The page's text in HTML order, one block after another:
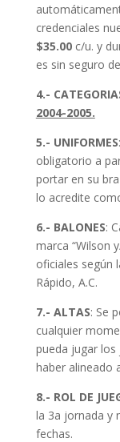
credenciales
$35.00c/u. y
es sin seguro
4.-
2004-2005.
5.- UNIFORMES
obligatorio a
portar en su
lo acredite
6.- BALONES:
marca “Wilson
oficiales según
Rápido, A.C.
7.- ALTAS: Se
cualquier
pueda jugar
haber alineado
8.- ROL DE
la 3a jornada y
fechas.